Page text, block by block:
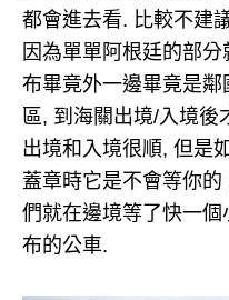
都會進去看. 比較不建
因為單單阿根廷的部
布畢竟外一邊畢竟是
區, 到海關出境/入境後
出境和入境很順, 但是
蓋章時它是不會等你
們就在邊境等了快一
布的公車.